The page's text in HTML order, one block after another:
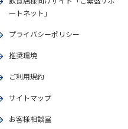
ートネット」
プライバシーポリシー
推奨環境
ご利用規約
サイトマップ
お客様相談室